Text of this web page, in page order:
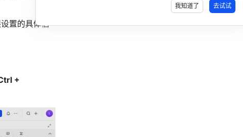
我知道了 去试试
置的具体信
+